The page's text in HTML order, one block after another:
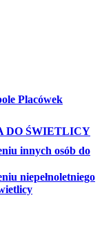
Placówek
DO ŚWIETLICY
innych osób do
niepełnoletniego